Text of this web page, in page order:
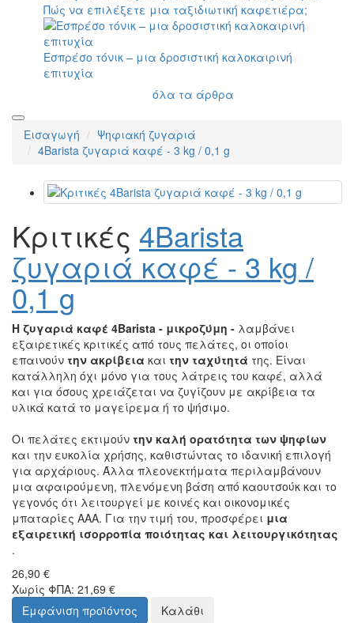
Πώς να επιλέξετε μια ταξιδιωτική καφετιέρα;
Εσπρέσο τόνικ – μια δροσιστική καλοκαιρινή
επιτυχία
όλα τα άρθρα
Εισαγωγή
Ψηφιακή ζυγαριά
4Barista ζυγαριά καφέ - 3 kg / 0,1 g
Κριτικές 4Barista
ζυγαριά καφέ - 3 kg /
0,1 g
Η ζυγαριά καφέ 4Barista - μικροζύμη - λαμβάνει
εξαιρετικές κριτικές από τους πελάτες, οι οποίοι
επαινούν την ακρίβεια και την ταχύτητά της. Είναι
κατάλληλη όχι μόνο για τους λάτρεις του καφέ, αλλά
και για όσους χρειάζεται να ζυγίζουν με ακρίβεια τα
υλικά κατά το μαγείρεμα ή το ψήσιμο.
Οι πελάτες εκτιμούν την καλή ορατότητα των ψηφίων
και την ευκολία χρήσης, καθιστώντας το ιδανική επιλογή
για αρχάριους. Άλλα πλεονεκτήματα περιλαμβάνουν
μια αφαιρούμενη, πλενόμενη βάση από καουτσούκ και το
γεγονός ότι λειτουργεί με κοινές και οικονομικές
μπαταρίες AAA. Για την τιμή του, προσφέρει μια
εξαιρετική ισορροπία ποιότητας και λειτουργικότητας
.
26,90 €
Χωρίς ΦΠΑ: 21,69 €
Εμφάνιση προϊόντος
Καλάθι